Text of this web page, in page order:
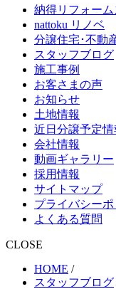
納得リフォー
nattoku リノベ
分譲住宅･不動
スタッフブログ
施工事例
お客さまの声
お知らせ
土地情報
近日分譲予定情
会社情報
動画ギャラリー
採用情報
サイトマップ
プライバシー
よくある質問
CLOSE
HOME /
スタッフブログ